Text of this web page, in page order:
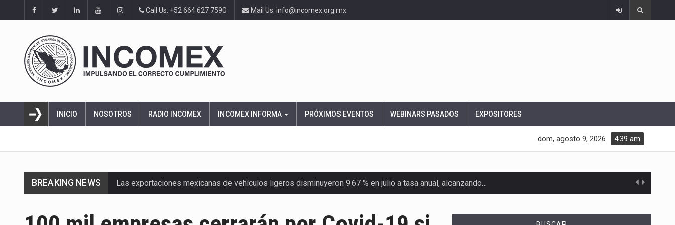
Call Us: +52 664 627 7590 Mail Us: info@incomex.org.mx
INICIO NOSOTROS RADIO INCOMEX INCOMEX INFORMA PRÓXIMOS EVENTOS WEBINARS PASADOS EXPOSITORES
4:39 am
dom, agosto 9, 2026
BREAKING NEWS Las exportaciones mexicanas de vehículos ligeros disminuyeron 9.67 % en julio a tasa anual, alcanzando…